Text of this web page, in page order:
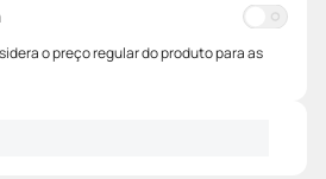
o preço regular do produto para as